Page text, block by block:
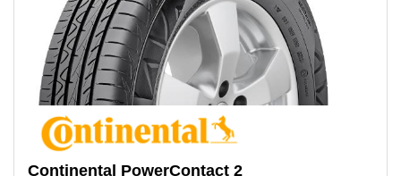
Continental PowerContact 2